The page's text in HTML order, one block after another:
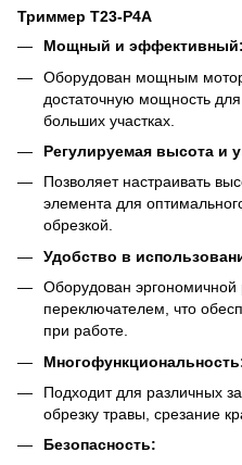
Триммер T23-P4A
Мощный и эффективный:
Оборудован мощным
достаточную мощность
больших участках.
Регулируемая высота и
Позволяет настраивать
элемента для
обрезкой.
Удобство в
Оборудован эргономичной
переключателем, что
при работе.
Подходит для различных
обрезку травы, срезание
Безопасность: